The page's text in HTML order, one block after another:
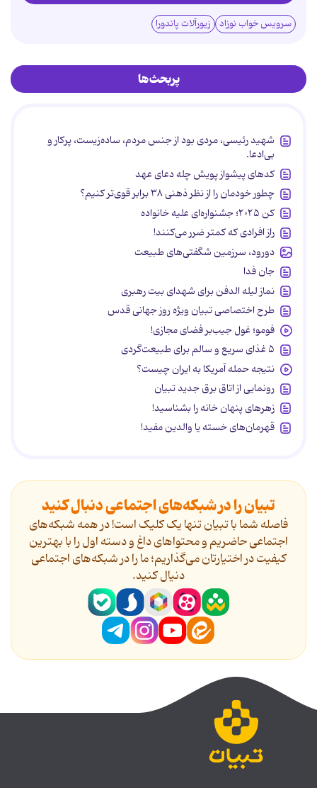
سرویس خواب نوزاد زیورآلات پاندورا
پربحث‌ها
شهید رئیسی، مردی بود از جنس مردم، ساده‌زیست، پرکار و
بی‌ادعا.
کدهای پیشواز پویش چله دعای عهد
چطور خودمان را از نظر ذهنی ۳۸ برابر قوی‌تر کنیم؟
کن ۲۰۲۵؛ جشنواره‌ای علیه خانواده
راز افرادی که کمتر ضرر می‌کنند!
دورود، سرزمین شگفتی‌های طبیعت
جان فدا
نماز لیله الدفن برای شهدای بیت رهبری
طرح اختصاصی تبیان ویژه روز جهانی قدس
فومو؛ غول جیب‌بر فضای مجازی!
۵ غذای سریع و سالم برای طبیعت‌گردی
نتیجه حمله آمریکا به ایران چیست؟
رونمایی از اتاق برق جدید تبیان
زهرهای پنهان خانه را بشناسید!
قهرمان‌های خسته یا والدین مفید!
تبیان را در شبکه‌های اجتماعی دنبال کنید
فاصله شما با تبیان تنها یک کلیک است! در همه شبکه‌های
اجتماعی حاضریم و محتواهای داغ و دسته اول را با بهترین
کیفیت در اختیارتان می‌گذاریم؛ ما را در شبکه‌های اجتماعی
دنیال کنید.